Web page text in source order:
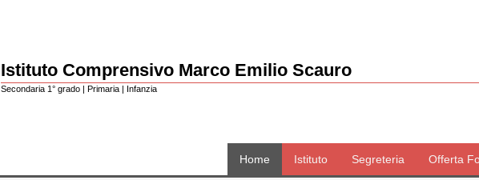
Istituto Comprensivo Marco Emilio Scauro
Secondaria 1° grado | Primaria | Infanzia
Home Istituto Segreteria Offerta